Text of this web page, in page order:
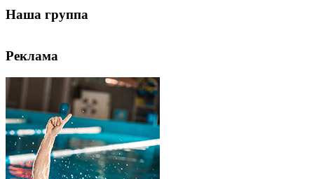
Наша группа
Реклама